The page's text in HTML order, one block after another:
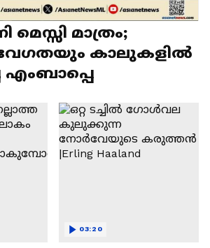
മെസ്സി മാത്രം;
കാലുകളിൽ
03:20